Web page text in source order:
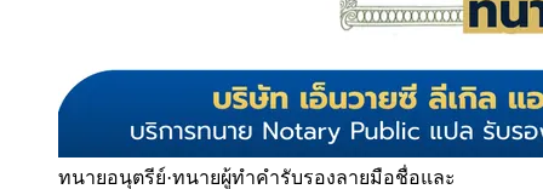
ทนายอนุตรีย์·ทนายผู้ทำคำรับรองลายมือชื่อและ